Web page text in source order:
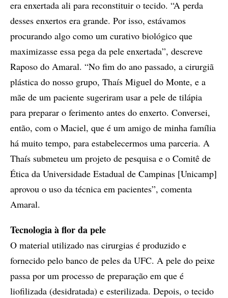
era enxertada ali para reconstituir o tecido. “A perda
desses enxertos era grande. Por isso, estávamos
procurando algo como um curativo biológico que
maximizasse essa pega da pele enxertada”, descreve
Raposo do Amaral. “No fim do ano passado, a cirurgiã
plástica do nosso grupo, Thaís Miguel do Monte, e a
mãe de um paciente sugeriram usar a pele de tilápia
para preparar o ferimento antes do enxerto. Conversei,
então, com o Maciel, que é um amigo de minha família
há muito tempo, para estabelecermos uma parceria. A
Thaís submeteu um projeto de pesquisa e o Comitê de
Ética da Universidade Estadual de Campinas [Unicamp]
aprovou o uso da técnica em pacientes”, comenta
Amaral.
Tecnologia à flor da pele
O material utilizado nas cirurgias é produzido e
fornecido pelo banco de peles da UFC. A pele do peixe
passa por um processo de preparação em que é
liofilizada (desidratada) e esterilizada. Depois, o tecido